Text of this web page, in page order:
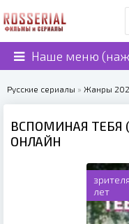
Наше меню
Русские сериалы » Жанры
ВСПОМИНАЯ ТЕБЯ
ОНЛАЙН
лет